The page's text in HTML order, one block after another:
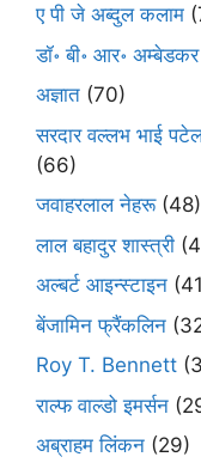
ए पी जे अब्दुल कलाम
डॉ॰ बी॰ आर॰ अम्बेडकर
अज्ञात (70)
सरदार वल्लभ भाई
(66)
जवाहरलाल नेहरू(48)
लाल बहादुर शास्त्री
अल्बर्ट आइन्स्टाइन
बेंजामिन फ्रैंकलिन
Roy T. Bennett
राल्फ वाल्डो इमर्सन
अब्राहम लिंकन (29)